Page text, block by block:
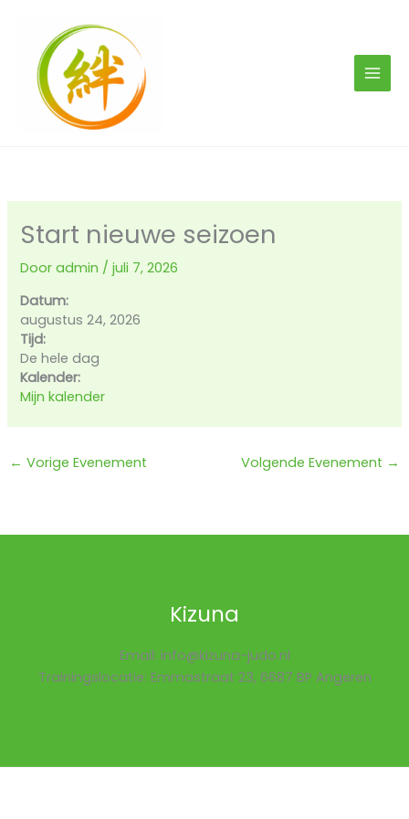
inhoud
Start nieuwe seizoen
Dooradmin /juli 7, 2026
Datum:
augustus 24, 2026
Tijd:
De hele dag
Kalender:
Mijn kalender
← Vorige Evenement Volgende Evenement →
Kizuna
Email: info@kizuna-judo.nl
Trainingslocatie: Emmastraat 23, 6687 BP Angeren